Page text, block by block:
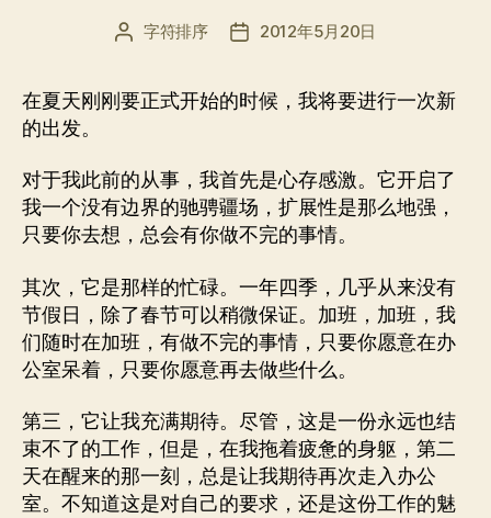
文
者
字符排序
发
期
2012年5月20日
在夏天刚刚要正式开始的时候，我将要进行一次新
的出发。
对于我此前的从事，我首先是心存感激。它开启了
我一个没有边界的驰骋疆场，扩展性是那么地强，
只要你去想，总会有你做不完的事情。
其次，它是那样的忙碌。一年四季，几乎从来没有
节假日，除了春节可以稍微保证。加班，加班，我
们随时在加班，有做不完的事情，只要你愿意在办
公室呆着，只要你愿意再去做些什么。
第三，它让我充满期待。尽管，这是一份永远也结
束不了的工作，但是，在我拖着疲惫的身躯，第二
天在醒来的那一刻，总是让我期待再次走入办公
室。不知道这是对自己的要求，还是这份工作的魅